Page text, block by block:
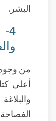
البشر.
من وجوه
أعلى